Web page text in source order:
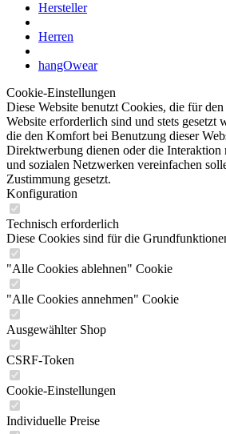
Hersteller
Herren
hangOwear
Cookie-Einstellungen
Diese Website benutzt Cookies, die für
Website erforderlich sind und stets gesetzt
die den Komfort bei Benutzung dieser
Direktwerbung dienen oder die Interaktion
und sozialen Netzwerken vereinfachen
Zustimmung gesetzt.
Konfiguration
Technisch erforderlich
Diese Cookies sind für die
"Alle Cookies ablehnen" Cookie
"Alle Cookies annehmen" Cookie
Ausgewählter Shop
CSRF-Token
Cookie-Einstellungen
Individuelle Preise